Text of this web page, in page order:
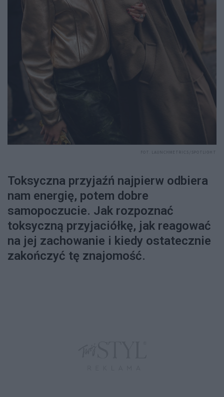
Toksyczna przyjaźń najpierw odbiera
nam energię, potem dobre
samopoczucie. Jak rozpoznać
toksyczną przyjaciółkę, jak reagować
na jej zachowanie i kiedy ostatecznie
zakończyć tę znajomość.